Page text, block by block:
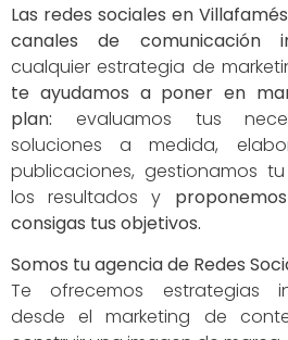
Las redes sociales en
canales de comunicación
cualquier estrategia de
te ayudamos a poner en
plan: evaluamos tus
soluciones a medida,
publicaciones, gestionamos
los resultados y
consigas tus objetivos.
Somos tu agencia de Redes
Te ofrecemos estrategias
desde el marketing de